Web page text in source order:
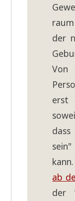
der
Von
erst
ab
der